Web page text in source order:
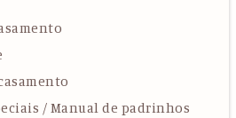
/ Manual de padrinhos